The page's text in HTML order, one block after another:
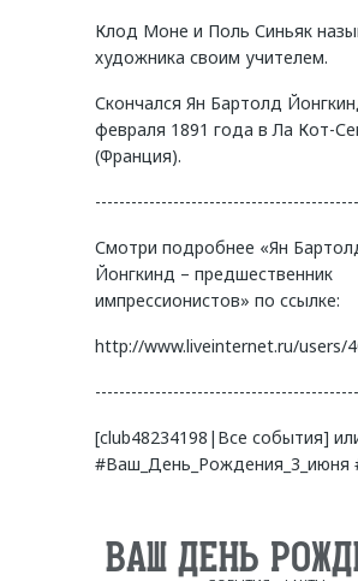
Клод Моне и Поль Синьяк
художника своим учителем.
Скончался Ян Бартолд
февраля 1891 года в Ла Кот-
(Франция).
Смотри подробнее «Ян
Йонгкинд – предшественник
импрессионистов» по ссылке:
http://www.liveinternet.ru/users/
[club48234198|Все события]
#Ваш_День_Рождения_3_июня
ВАШ ДЕНЬ